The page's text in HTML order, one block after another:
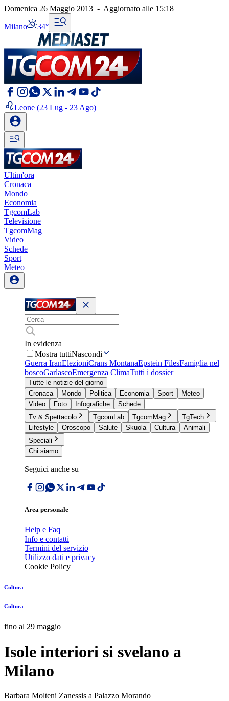
Domenica 26 Maggio 2013 - Aggiornato alle 15:18
Milano 34°
Leone (23 Lug - 23 Ago)
Ultim'ora
Cronaca
Mondo
Economia
TgcomLab
Televisione
TgcomMag
Video
Schede
Sport
Meteo
In evidenza
Mostra tuttiNascondi
Guerra IranElezioniCrans MontanaEpstein FilesFamiglia nel
boscoGarlascoEmergenza ClimaTutti i dossier
Tutte le notizie del giorno
Cronaca
Mondo Politica Economia Sport
Meteo
Video
Foto Infografiche
Schede
Tv & Spettacolo
TgcomLab TgcomMag
TgTech
Lifestyle
Oroscopo Salute Skuola Cultura
Animali
Speciali
Chi siamo
Seguici anche su
Area personale
Help e Faq
Info e contatti
Termini del servizio
Utilizzo dati e privacy
Cookie Policy
Cultura
Cultura
fino al 29 maggio
Isole interiori si svelano a
Milano
Barbara Molteni Zanessis a Palazzo Morando